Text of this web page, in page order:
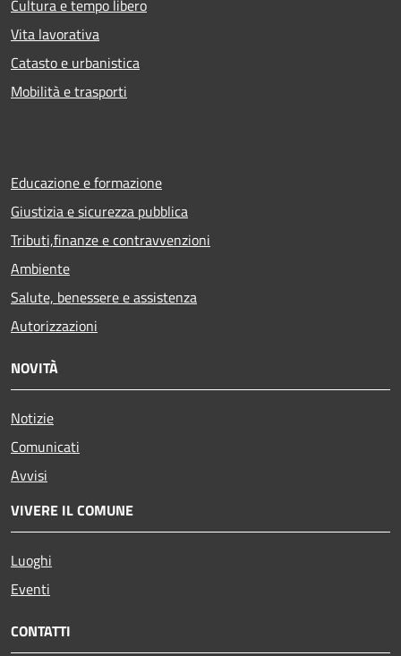
Cultura e tempo libero
Vita lavorativa
Catasto e urbanistica
Mobilità e trasporti
Educazione e formazione
Giustizia e sicurezza pubblica
Tributi,finanze e contravvenzioni
Ambiente
Salute, benessere e assistenza
Autorizzazioni
NOVITÀ
Notizie
Comunicati
Avvisi
VIVERE IL COMUNE
Luoghi
Eventi
CONTATTI